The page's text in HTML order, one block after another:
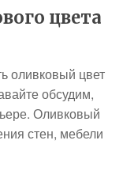
цвета
оливковый цвет
обсудим,
Оливковый
стен, мебели